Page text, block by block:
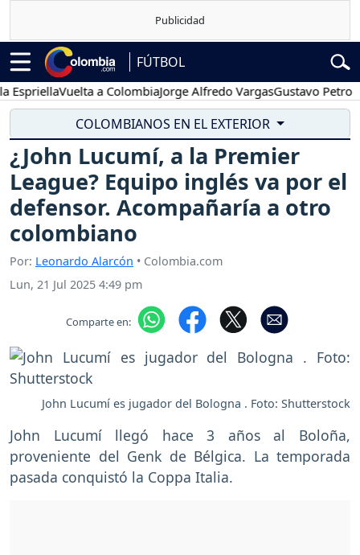
FÚTBOL
Vuelta a ColombiaJorge Alfredo VargasGustavo Petro
COLOMBIANOS EN EL EXTERIOR
¿John Lucumí, a la Premier
League? Equipo inglés va por el
defensor. Acompañaría a otro
colombiano
Por: Leonardo Alarcón • Colombia.com
Lun, 21 Jul 2025 4:49 pm
Comparte en:
John Lucumí es jugador del Bologna . Foto: Shutterstock
John Lucumí llegó hace 3 años al Boloña,
proveniente del Genk de Bélgica. La temporada
pasada conquistó la Coppa Italia.